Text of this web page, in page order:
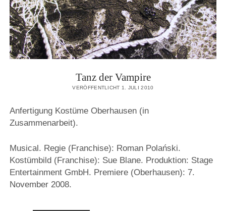
Tanz der Vampire
VERÖFFENTLICHT 1. JULI 2010
Anfertigung Kostüme Oberhausen (in
Zusammenarbeit).
Musical. Regie (Franchise): Roman Polański.
Kostümbild (Franchise): Sue Blane. Produktion: Stage
Entertainment GmbH. Premiere (Oberhausen): 7.
November 2008.